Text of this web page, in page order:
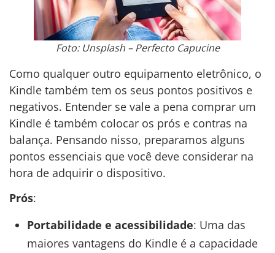
Foto: Unsplash – Perfecto Capucine
Como qualquer outro equipamento eletrônico, o
Kindle também tem os seus pontos positivos e
negativos. Entender se vale a pena comprar um
Kindle é também colocar os prós e contras na
balança. Pensando nisso, preparamos alguns
pontos essenciais que você deve considerar na
hora de adquirir o dispositivo.
Prós:
Portabilidade e acessibilidade: Uma das
maiores vantagens do Kindle é a capacidade